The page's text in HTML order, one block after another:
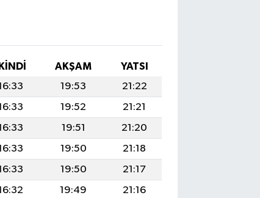
İKINDI AKŞAM
YATSI
19:53
21:22
19:52
21:21
19:51
21:20
19:50
21:18
19:50
21:17
19:49
21:16